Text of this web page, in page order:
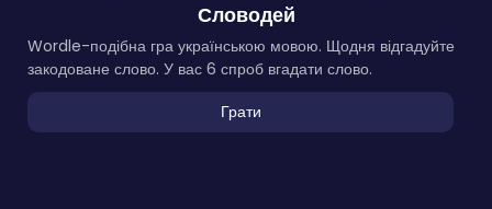
Словодей
Wordle-подібна гра українською мовою. Щодня відгадуйте
закодоване слово. У вас 6 спроб вгадати слово.
Грати